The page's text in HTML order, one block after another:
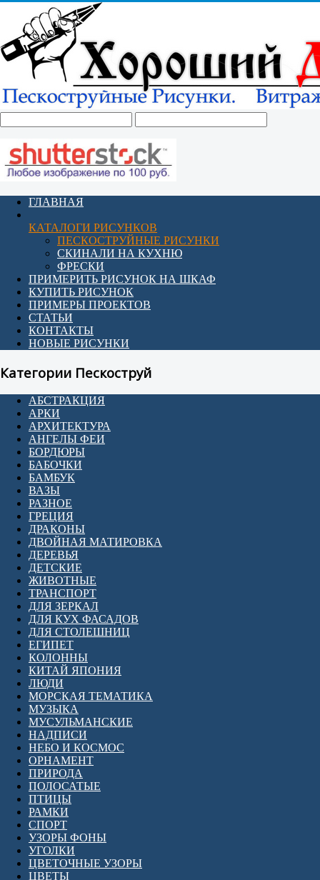
ГЛАВНАЯ
КАТАЛОГИ РИСУНКОВ
ПЕСКОСТРУЙНЫЕ РИСУНКИ
СКИНАЛИ НА КУХНЮ
ФРЕСКИ
ПРИМЕРИТЬ РИСУНОК НА ШКАФ
КУПИТЬ РИСУНОК
ПРИМЕРЫ ПРОЕКТОВ
СТАТЬИ
КОНТАКТЫ
НОВЫЕ РИСУНКИ
Категории Пескоструй
АБСТРАКЦИЯ
АРКИ
АРХИТЕКТУРА
АНГЕЛЫ ФЕИ
БОРДЮРЫ
БАБОЧКИ
БАМБУК
ВАЗЫ
РАЗНОЕ
ГРЕЦИЯ
ДРАКОНЫ
ДВОЙНАЯ МАТИРОВКА
ДЕРЕВЬЯ
ДЕТСКИЕ
ЖИВОТНЫЕ
ТРАНСПОРТ
ДЛЯ ЗЕРКАЛ
ДЛЯ КУХ ФАСАДОВ
ДЛЯ СТОЛЕШНИЦ
ЕГИПЕТ
КОЛОННЫ
КИТАЙ ЯПОНИЯ
ЛЮДИ
МОРСКАЯ ТЕМАТИКА
МУЗЫКА
МУСУЛЬМАНСКИЕ
НАДПИСИ
НЕБО И КОСМОС
ОРНАМЕНТ
ПРИРОДА
ПОЛОСАТЫЕ
ПТИЦЫ
РАМКИ
СПОРТ
УЗОРЫ ФОНЫ
УГОЛКИ
ЦВЕТОЧНЫЕ УЗОРЫ
ЦВЕТЫ